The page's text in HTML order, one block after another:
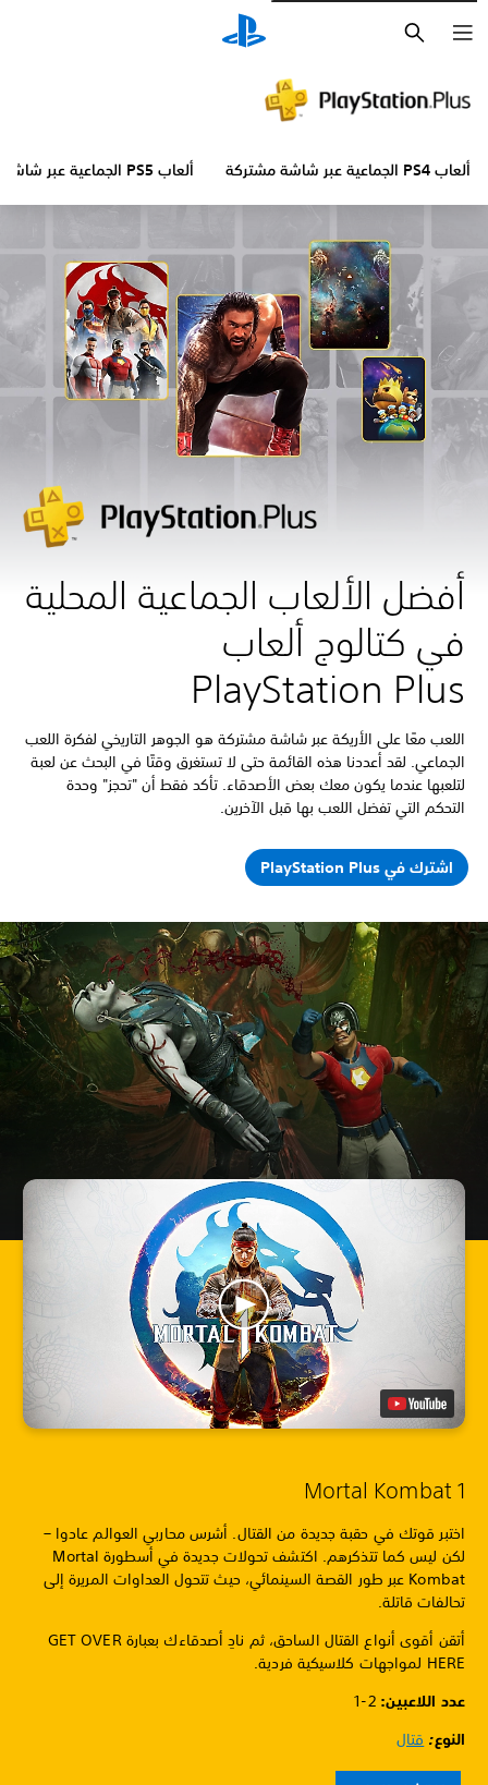
ألعاب PS4 الجماعية عبر شاشة مشتركة ألعاب PS5 الجماعية عبر شاشة مشتركة
أفضل الألعاب الجماعية المحلية
في كتالوج ألعاب
PlayStation Plus
اللعب معًا على الأريكة عبر شاشة مشتركة هو الجوهر التاريخي لفكرة اللعب
الجماعي. لقد أعددنا هذه القائمة حتى لا تستغرق وقتًا في البحث عن لعبة
لتلعبها عندما يكون معك بعض الأصدقاء. تأكد فقط أن "تحجز" وحدة
التحكم التي تفضل اللعب بها قبل الآخرين.
اشترك في PlayStation Plus
Mortal Kombat 1
اختبر قوتك في حقبة جديدة من القتال. أشرس محاربي العوالم عادوا –
لكن ليس كما تتذكرهم. اكتشف تحولات جديدة في أسطورة Mortal
Kombat عبر طور القصة السينمائي، حيث تتحول العداوات المريرة إلى
تحالفات قاتلة.
أتقن أقوى أنواع القتال الساحق، ثم نادِ أصدقاءك بعبارة GET OVER
HERE لمواجهات كلاسيكية فردية.
عدد اللاعبين: ‏1-2
النوع: قتال